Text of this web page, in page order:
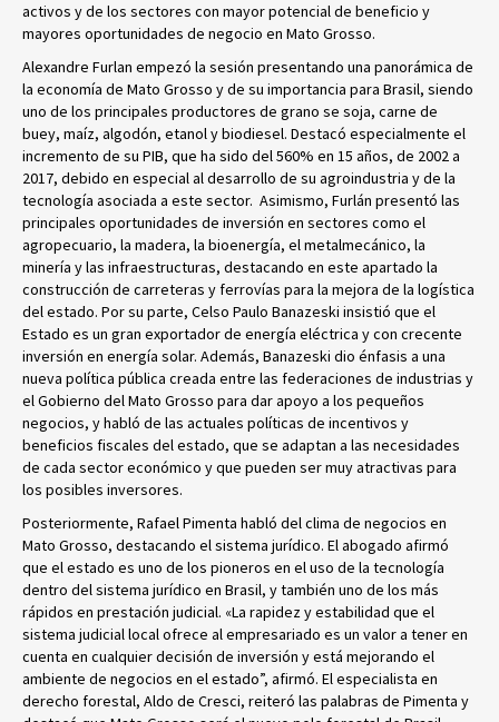
activos y de los sectores con mayor potencial de beneficio y
mayores oportunidades de negocio en Mato Grosso.
Alexandre Furlan empezó la sesión presentando una panorámica de
la economía de Mato Grosso y de su importancia para Brasil, siendo
uno de los principales productores de grano se soja, carne de
buey, maíz, algodón, etanol y biodiesel. Destacó especialmente el
incremento de su PIB, que ha sido del 560% en 15 años, de 2002 a
2017, debido en especial al desarrollo de su agroindustria y de la
tecnología asociada a este sector. Asimismo, Furlán presentó las
principales oportunidades de inversión en sectores como el
agropecuario, la madera, la bioenergía, el metalmecánico, la
minería y las infraestructuras, destacando en este apartado la
construcción de carreteras y ferrovías para la mejora de la logística
del estado. Por su parte, Celso Paulo Banazeski insistió que el
Estado es un gran exportador de energía eléctrica y con crecente
inversión en energía solar. Además, Banazeski dio énfasis a una
nueva política pública creada entre las federaciones de industrias y
el Gobierno del Mato Grosso para dar apoyo a los pequeños
negocios, y habló de las actuales políticas de incentivos y
beneficios fiscales del estado, que se adaptan a las necesidades
de cada sector económico y que pueden ser muy atractivas para
los posibles inversores.
Posteriormente, Rafael Pimenta habló del clima de negocios en
Mato Grosso, destacando el sistema jurídico. El abogado afirmó
que el estado es uno de los pioneros en el uso de la tecnología
dentro del sistema jurídico en Brasil, y también uno de los más
rápidos en prestación judicial. «La rapidez y estabilidad que el
sistema judicial local ofrece al empresariado es un valor a tener en
cuenta en cualquier decisión de inversión y está mejorando el
ambiente de negocios en el estado”, afirmó. El especialista en
derecho forestal, Aldo de Cresci, reiteró las palabras de Pimenta y